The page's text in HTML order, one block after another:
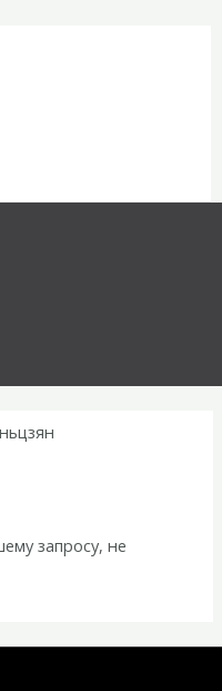
запросу, не